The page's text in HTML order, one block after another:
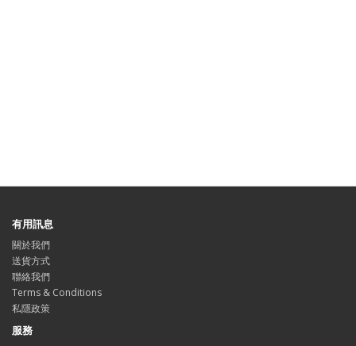
有用訊息
關於我們
送貨方式
聯絡我們
Terms & Conditions
私隱政策
服務